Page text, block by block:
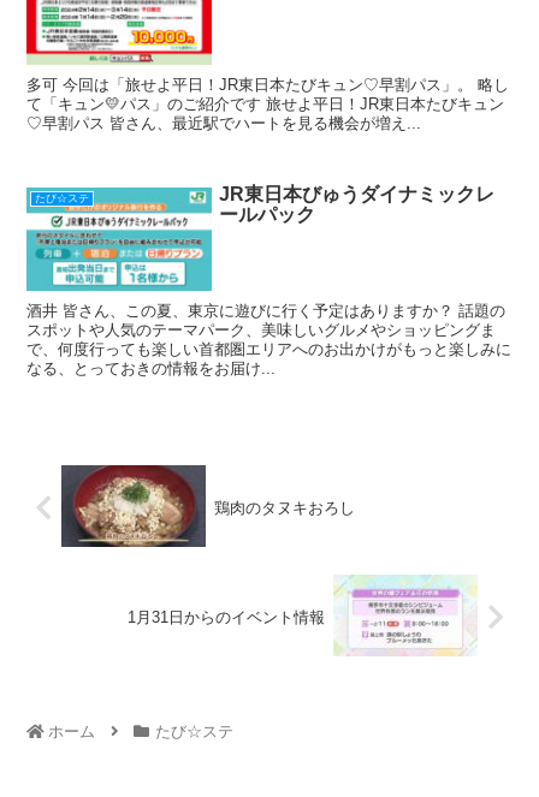
多可 今回は「旅せよ平日！JR東日本たびキュン♡早割パス」。 略し
て「キュン💛パス」のご紹介です 旅せよ平日！JR東日本たびキュン
♡早割パス 皆さん、最近駅でハートを見る機会が増え...
たび☆ステ
JR東日本びゅうダイナミックレ
ールパック
酒井 皆さん、この夏、東京に遊びに行く予定はありますか？ 話題の
スポットや人気のテーマパーク、美味しいグルメやショッピングま
で、何度行っても楽しい首都圏エリアへのお出かけがもっと楽しみに
なる、とっておきの情報をお届け...
鶏肉のタヌキおろし
1月31日からのイベント情報
ホーム たび☆ステ